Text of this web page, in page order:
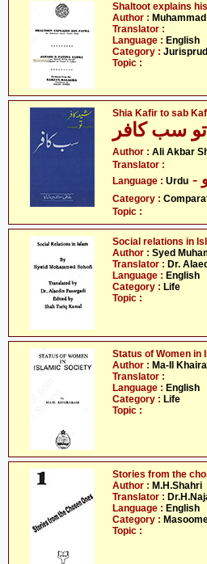
Shaltoot explains
Author :
Translator :
Language : English
Category :
Topic :
Shia Kafir to sab
سب کافر
Author : Ali Akbar
Translator :
Language : Urdu
Category :
Topic :
Social relations in
Author : Syed
Translator : Dr.
Language : English
Category : Life
Topic :
Status of Women in
Author : Ma-Il
Translator :
Language : English
Category : Life
Topic :
Stories from the
Author : M.H.Shahri
Translator :
Language : English
Category :
Topic :